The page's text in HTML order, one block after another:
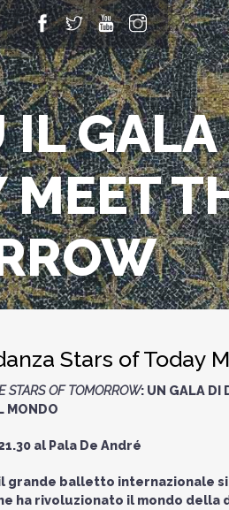
GALA
MEET
Stars of Today
STARS OF TOMORROW: UN GALA DI
MONDO
al Pala De André
grande balletto internazionale
ha rivoluzionato il mondo